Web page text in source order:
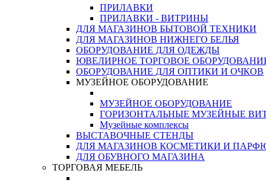
ПРИЛАВКИ
ПРИЛАВКИ - ВИТРИНЫ
ДЛЯ МАГАЗИНОВ БЫТОВОЙ ТЕХНИКИ
ДЛЯ МАГАЗИНОВ НИЖНЕГО БЕЛЬЯ
ОБОРУДОВАНИЕ ДЛЯ ОДЕЖДЫ
ЮВЕЛИРНОЕ ТОРГОВОЕ
ОБОРУДОВАНИЕ ДЛЯ ОПТИКИ И ОЧКОВ
МУЗЕЙНОЕ ОБОРУДОВАНИЕ
МУЗЕЙНОЕ ОБОРУДОВАНИЕ
ГОРИЗОНТАЛЬНЫЕ МУЗЕЙНЫЕ
Музейные комплексы
ВЫСТАВОЧНЫЕ СТЕНДЫ
ДЛЯ МАГАЗИНОВ КОСМЕТИКИ И
ДЛЯ ОБУВНОГО МАГАЗИНА
ТОРГОВАЯ МЕБЕЛЬ